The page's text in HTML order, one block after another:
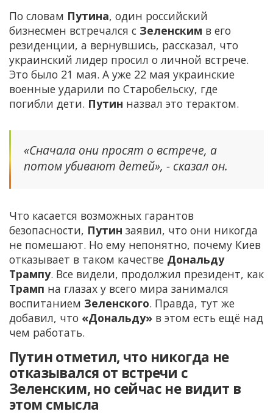
По словам Путина, один российский
бизнесмен встречался с Зеленским в его
резиденции, а вернувшись, рассказал, что
украинский лидер просил о личной встрече.
Это было 21 мая. А уже 22 мая украинские
военные ударили по Старобельску, где
погибли дети. Путин назвал это терактом.
«Сначала они просят о встрече, а
потом убивают детей», - сказал он.
Что касается возможных гарантов
безопасности, Путин заявил, что они никогда
не помешают. Но ему непонятно, почему Киев
отказывает в таком качестве Дональду
Трампу. Все видели, продолжил президент, как
Трамп на глазах у всего мира занимался
воспитанием Зеленского. Правда, тут же
добавил, что «Дональду» в этом есть ещё над
чем работать.
Путин отметил, что никогда не
отказывался от встречи с
Зеленским, но сейчас не видит в
этом смысла